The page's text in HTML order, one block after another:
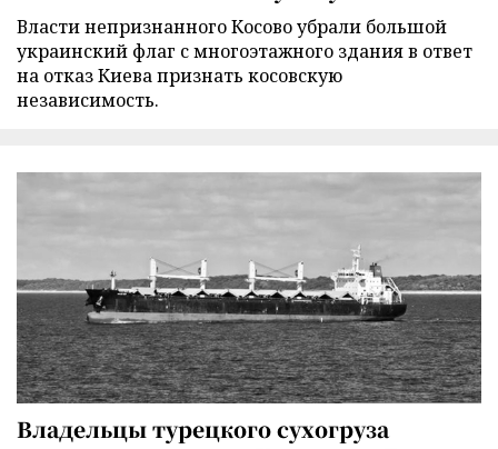
Власти непризнанного Косово убрали большой
украинский флаг с многоэтажного здания в ответ
на отказ Киева признать косовскую
независимость.
Владельцы турецкого сухогруза